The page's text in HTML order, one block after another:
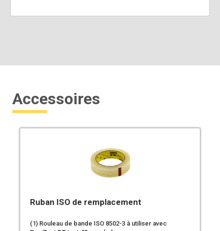
Accessoires
Ruban ISO de remplacement
(1) Rouleau de bande ISO 8502-3 à utiliser avec